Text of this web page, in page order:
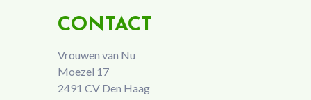
CONTACT
Vrouwen van Nu
Moezel 17
2491 CV Den Haag